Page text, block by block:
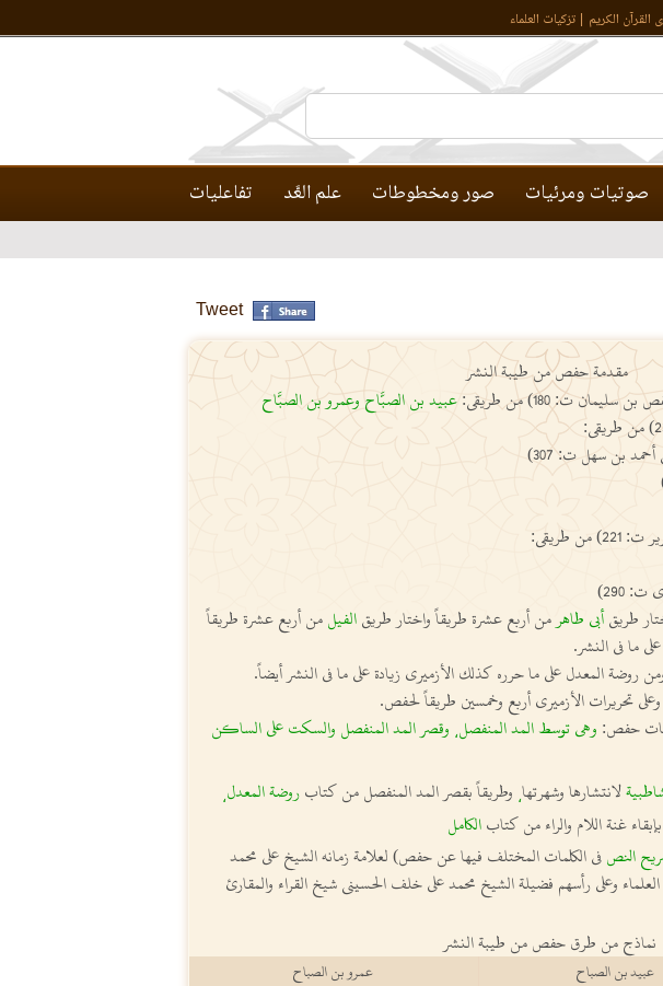
القرآن الكريم تزكيات العلماء
صوتيات ومرئيات صور ومخطوطات علم العَّد تفاعليات
Tweet
مقدمة حفص من طيبة النشر
سليمان ت: 180) من طريقي:
عبيد بن الصبَّاح وعمرو بن الصبَّاح
بن سهل ت: 307)
طريقي:
290)
طريقأبي طاهر من أربع عشرة طريقاً واختار طريقالفيلمن أربع عشرة طريقاً
ما في النشر.
روضة المعدل على ما حرره كذلك الأزميري زيادة على ما في النشر أيضاً.
تحريرات الأزميري أربع وخمسين طريقاً لحفص.
حفص: وهي توسط المد المنفصل، وقصر المد المنفصل والسكت على الساكن
لانتشارها وشهرتها، وطريقاً بقصر المد المنفصل من كتابروضة المعدل،
غنة اللام والراء من كتابالكامل
النصفي الكلمات المختلف فيها عن حفص) لعلامة زمانه الشيخ علي محمد
وعلى رأسهم فضيلة الشيخ محمد علي خلف الحسيني شيخ القراء والمقارئ
نماذج من طرق حفص من طيبة النشر
عبيد بن الصباح
عمرو بن الصباح